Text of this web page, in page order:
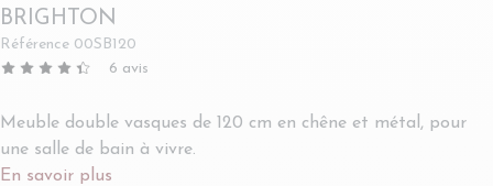
BRIGHTON
Référence 00SB120
6 avis
Meuble double vasques de 120 cm en chêne et métal, pour
une salle de bain à vivre.
En savoir plus